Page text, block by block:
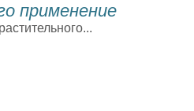
применение